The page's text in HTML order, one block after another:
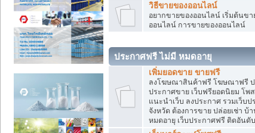
วิธีขายของออนไลน์
อยากขายของออนไลน์ เริ่มต้นข
ออนไลน์ การขายของออนไลน์
ประกาศฟรี ไม่มี หมดอายุ
เพิ่มยอดขาย ขายฟรี
ลงโฆษณาสินค้าฟรี โฆษณาฟรี ป
ประกาศขาย เว็บฟรียอดนิยม โ
แนะนำเว็บ ลงประกาศ รวมเว็บ
จังหวัด ต้องการขาย ปล่อยเช่า
หมดอายุ เว็บประกาศฟรี ติดอันดั